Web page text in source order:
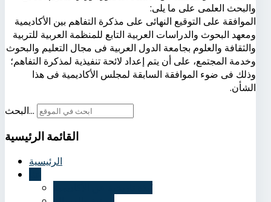
والبحث العلمى على ما يلى:
الموافقة على التوقيع النهائى على مذكرة التفاهم بين الأكاديمية
ومعهد البحوث والدراسات العربية التابع للمنظمة العربية للتربية
والثقافة والعلوم بجامعة الدول العربية فى مجال التعليم والبحوث
وخدمة المجتمع، على أن يتم إعداد لائحة تنفيذية لمذكرة التفاهم؛
وذلك فى ضوء الموافقة السابقة لمجلس الأكاديمية فى هذا
الشأن.
البحث...
القائمة الرئيسية
الرئيسية